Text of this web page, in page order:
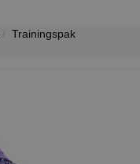
Trainingspak